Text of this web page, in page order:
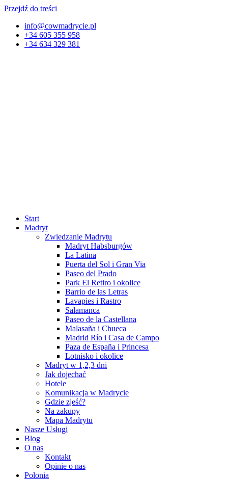
Przejdź do treści
info@cowmadrycie.pl
+34 605 355 958
+34 634 329 381​
Start
Madryt
Zwiedzanie Madrytu
Madryt Habsburgów
La Latina
Puerta del Sol i Gran Via
Paseo del Prado
Park El Retiro i okolice
Barrio de las Letras
Lavapies i Rastro
Salamanca
Paseo de la Castellana
Malasaña i Chueca
Madrid Río i Casa de Campo
Paza de España i Princesa
Lotnisko i okolice
Madryt w 1,2,3 dni
Jak dojechać
Hotele
Komunikacja w Madrycie
Gdzie zjeść?
Na zakupy
Mapa Madrytu
Nasze Usługi
Blog
O nas
Kontakt
Opinie o nas
Polonia